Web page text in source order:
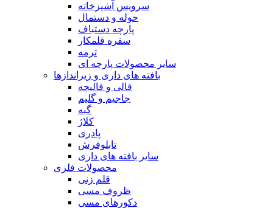
سرویس آشپزخانه
حوله و دستمال
پارچه دستباف
سفره قلمکار
ترمه
سایر محصولات پارچه ای
بافته های داری و زیراندازها
قالی و قالیچه
جاجیم و گلیم
گبه
کلاژ
پادری
تابلوفرش
سایر بافته های داری
محصولات فلزی
قلم زنی
ظروف مسی
دکورهای مسی